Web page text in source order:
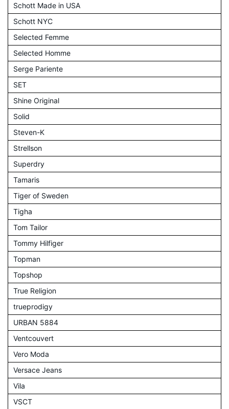
Schott Made in USA
Schott NYC
Selected Femme
Selected Homme
Serge Pariente
SET
Shine Original
Solid
Steven-K
Strellson
Superdry
Tamaris
Tiger of Sweden
Tigha
Tom Tailor
Tommy Hilfiger
Topman
Topshop
True Religion
trueprodigy
URBAN 5884
Ventcouvert
Vero Moda
Versace Jeans
Vila
VSCT